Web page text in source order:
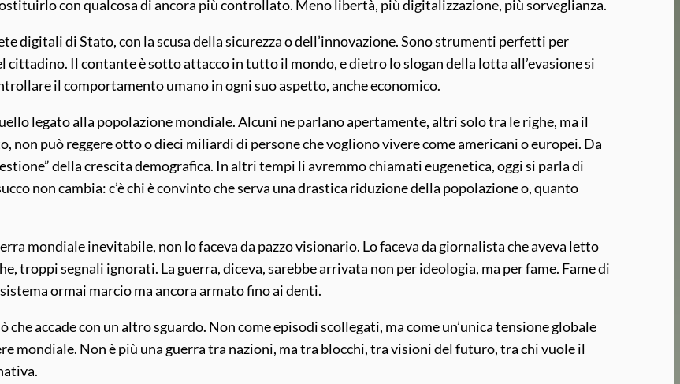
con qualcosa di ancora più controllato. Meno libertà, più digitalizzazione, più sorveglianza.
digitali di Stato, con la scusa della sicurezza o dell’innovazione. Sono strumenti perfetti per
cittadino. Il contante è sotto attacco in tutto il mondo, e dietro lo slogan della lotta all’evasione si
il comportamento umano in ogni suo aspetto, anche economico.
legato alla popolazione mondiale. Alcuni ne parlano apertamente, altri solo tra le righe, ma il
non può reggere otto o dieci miliardi di persone che vogliono vivere come americani o europei. Da
della crescita demografica. In altri tempi li avremmo chiamati eugenetica, oggi si parla di
non cambia: c’è chi è convinto che serva una drastica riduzione della popolazione o, quanto
mondiale inevitabile, non lo faceva da pazzo visionario. Lo faceva da giornalista che aveva letto
segnali ignorati. La guerra, diceva, sarebbe arrivata non per ideologia, ma per fame. Fame di
ormai marcio ma ancora armato fino ai denti.
accade con un altro sguardo. Non come episodi scollegati, ma come un’unica tensione globale
mondiale. Non è più una guerra tra nazioni, ma tra blocchi, tra visioni del futuro, tra chi vuole il